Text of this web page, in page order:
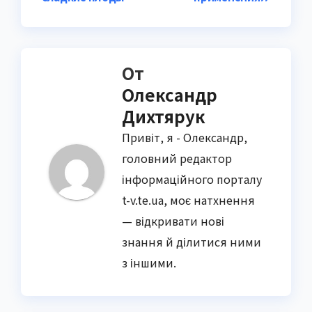
От
Олександр
Дихтярук
Привіт, я - Олександр,
головний редактор
інформаційного порталу
t-v.te.ua, моє натхнення
— відкривати нові
знання й ділитися ними
з іншими.